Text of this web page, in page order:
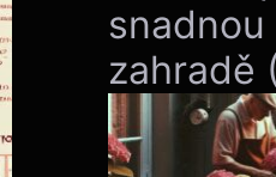
zahradě